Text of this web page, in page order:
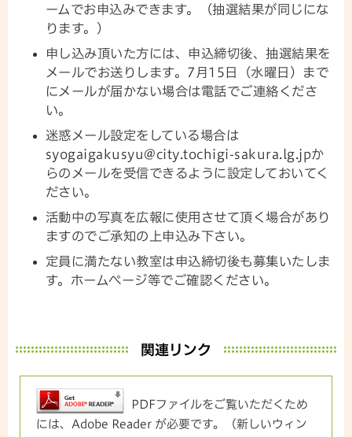
ームでお申込みできます。（抽選結果が同じにな
ります。）
申し込み頂いた方には、申込締切後、抽選結果を
メールでお送りします。7月15日（水曜日）まで
にメールが届かない場合は電話でご連絡くださ
い。
迷惑メール設定をしている場合は
syogaigakusyu@city.tochigi-sakura.lg.jpか
らのメールを受信できるように設定しておいてく
ださい。
活動中の写真を広報に使用させて頂く場合があり
ますのでご承知の上申込み下さい。
定員に満たない教室は申込締切後も募集いたしま
す。ホームぺージ等でご確認ください。
関連リンク
PDFファイルをご覧いただくため
には、Adobe Reader が必要です。（新しいウィン